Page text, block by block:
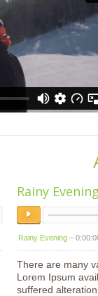
Rainy
Rainy Evening –
There are many
Lorem Ipsum
suffered